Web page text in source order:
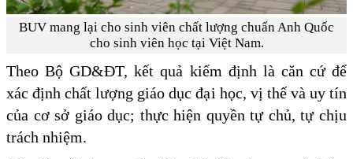
BUV mang lại cho sinh viên chất lượng chuẩn Anh Quốc
cho sinh viên học tại Việt Nam.
Theo Bộ GD&ĐT, kết quả kiểm định là căn cứ để
xác định chất lượng giáo dục đại học, vị thế và uy tín
của cơ sở giáo dục; thực hiện quyền tự chủ, tự chịu
trách nhiệm.